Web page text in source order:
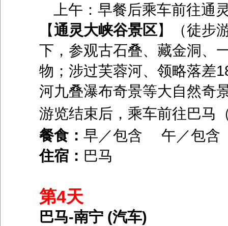
上午：早餐后乘车前往通
【通灵大峡谷景区】（徒步
下，参观古石叠、藏金洞、
物；涉过芙蓉河、领略落差
河九叠瀑布奇景等大自然奇
游览结束后，乘车前往巴马
餐食： 早／包含 午／包
住宿： 巴马
第4天
巴马-南宁 (汽车)